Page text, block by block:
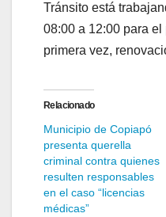
Tránsito está
08:00 a 12:00 para
primera vez,
Relacionado
Municipio de Copiapó
presenta querella
criminal contra quienes
resulten responsables
en el caso “licencias
médicas”